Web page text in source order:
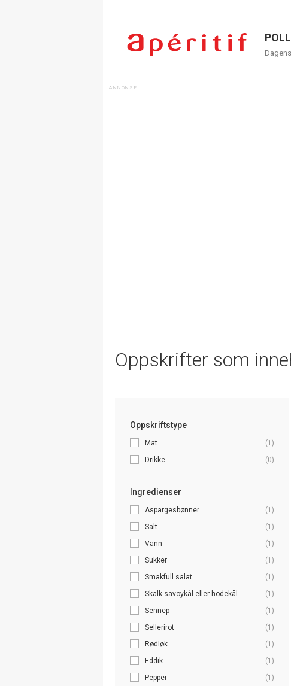
Oppskrifter som
Oppskriftstype
Mat
(1)
Drikke
(0)
Ingredienser
Aspargesbønner
(1)
Salt
(1)
Vann
(1)
Sukker
(1)
Smakfull salat
(1)
Skalk savoykål eller hodekål
(1)
Sennep
(1)
Sellerirot
(1)
Rødløk
(1)
Eddik
(1)
Pepper
(1)